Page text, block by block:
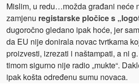
Mislim, u redu…možda građani neće
zamjenu registarske pločice s
dugoročno gledano ipak hoće, jer
da EU nije donirala novac tvrtkama
proizvesti, izrezati i naštampati, a ni
timom sigurno nije radio „mukte“.
ipak košta određenu sumu novaca.